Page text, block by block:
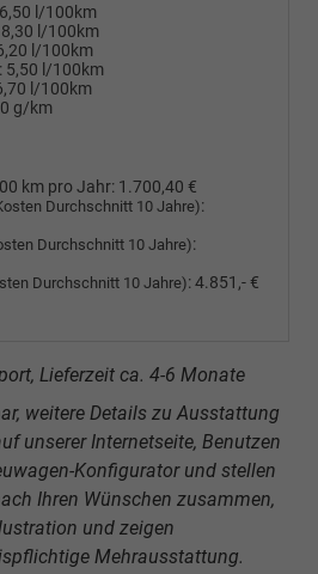
6,50 l/100km
8,30 l/100km
l/100km
5,50 l/100km
l/100km
g/km
km pro Jahr: 1.700,40 €
Durchschnitt 10 Jahre):
Durchschnitt 10 Jahre):
Durchschnitt 10 Jahre):4.851,- €
Lieferzeit ca. 4-6 Monate
weitere Details zu Ausstattung
unserer Internetseite, Benutzen
Konfigurator und stellen
Ihren Wünschen zusammen,
und zeigen
Mehrausstattung.